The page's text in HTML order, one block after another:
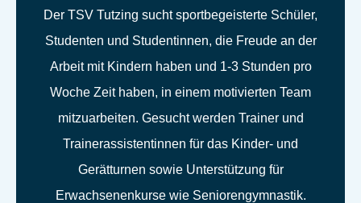
Der TSV Tutzing sucht sportbegeisterte Schüler,
Studenten und Studentinnen, die Freude an der
Arbeit mit Kindern haben und 1-3 Stunden pro
Woche Zeit haben, in einem motivierten Team
mitzuarbeiten. Gesucht werden Trainer und
Trainerassistentinnen für das Kinder- und
Gerätturnen sowie Unterstützung für
Erwachsenenkurse wie Seniorengymnastik.